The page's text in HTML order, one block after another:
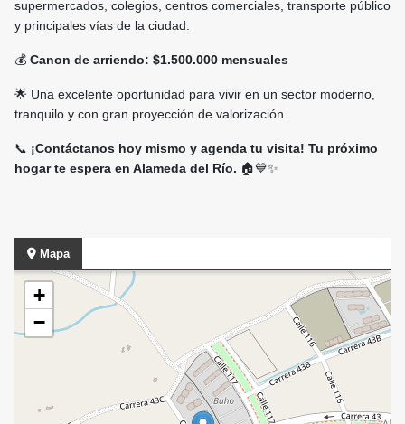
supermercados, colegios, centros comerciales, transporte público
y principales vías de la ciudad.
💰 Canon de arriendo: $1.500.000 mensuales
🌟 Una excelente oportunidad para vivir en un sector moderno,
tranquilo y con gran proyección de valorización.
📞 ¡Contáctanos hoy mismo y agenda tu visita! Tu próximo
hogar te espera en Alameda del Río. 🏠💙✨
Mapa
+
−